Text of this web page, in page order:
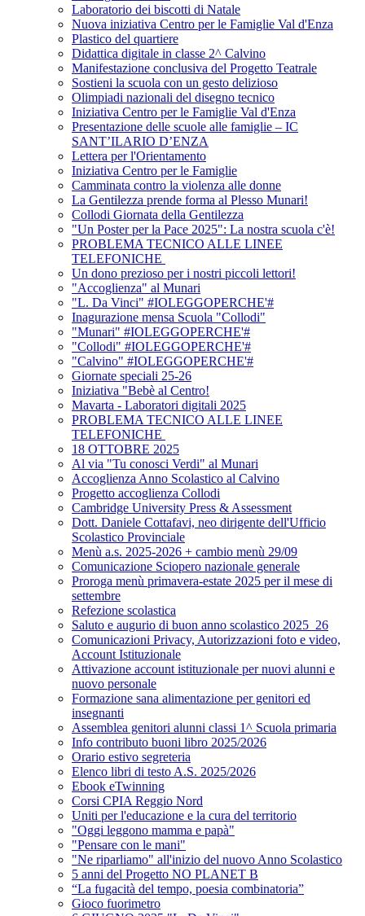
Laboratorio dei biscotti di Natale
Nuova iniziativa Centro per le Famiglie Val d'Enza
Plastico del quartiere
Didattica digitale in classe 2^ Calvino
Manifestazione conclusiva del Progetto Teatrale
Sostieni la scuola con un gesto delizioso
Olimpiadi nazionali del disegno tecnico
Iniziativa Centro per le Famiglie Val d'Enza
Presentazione delle scuole alle famiglie – IC
SANT’ILARIO D’ENZA
Lettera per l'Orientamento
Iniziativa Centro per le Famiglie
Camminata contro la violenza alle donne
La Gentilezza prende forma al Plesso Munari!
Collodi Giornata della Gentilezza
"Un Poster per la Pace 2025": La nostra scuola c'è!
PROBLEMA TECNICO ALLE LINEE
TELEFONICHE
Un dono prezioso per i nostri piccoli lettori!
"Accoglienza" al Munari
"L. Da Vinci" #IOLEGGOPERCHE'#
Inagurazione mensa Scuola "Collodi"
"Munari" #IOLEGGOPERCHE'#
"Collodi" #IOLEGGOPERCHE'#
"Calvino" #IOLEGGOPERCHE'#
Giornate speciali 25-26
Iniziativa "Bebè al Centro!
Mavarta - Laboratori digitali 2025
PROBLEMA TECNICO ALLE LINEE
TELEFONICHE
18 OTTOBRE 2025
Al via "Tu conosci Verdi" al Munari
Accoglienza Anno Scolastico al Calvino
Progetto accoglienza Collodi
Cambridge University Press & Assessment
Dott. Daniele Cottafavi, neo dirigente dell'Ufficio
Scolastico Provinciale
Menù a.s. 2025-2026 + cambio menù 29/09
Comunicazione Sciopero nazionale generale
Proroga menù primavera-estate 2025 per il mese di
settembre
Refezione scolastica
Saluto e augurio di buon anno scolastico 2025_26
Comunicazioni Privacy, Autorizzazioni foto e video,
Account Istituzionale
Attivazione account istituzionale per nuovi alunni e
nuovo personale
Formazione sana alimentazione per genitori ed
insegnanti
Assemblea genitori alunni classi 1^ Scuola primaria
Info contributo buoni libro 2025/2026
Orario estivo segreteria
Elenco libri di testo A.S. 2025/2026
Ebook eTwinning
Corsi CPIA Reggio Nord
Uniti per l'educazione e la cura del territorio
"Oggi leggono mamma e papà"
"Pensare con le mani"
"Ne riparliamo" all'inizio del nuovo Anno Scolastico
5 anni del Progetto NO PLANET B
“La fugacità del tempo, poesia combinatoria”
Gioco fuorimetro